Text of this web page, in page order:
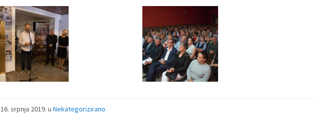
16. srpnja 2019.uNekategorizirano